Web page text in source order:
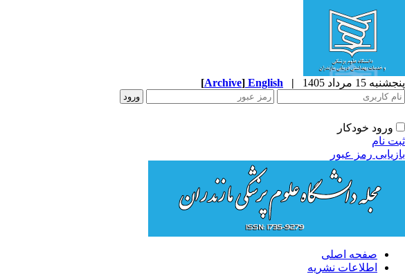
پنجشنبه 15 مرداد 1405 |
English
[Archive]
ورود خودکار
ثبت نام
بازیابی رمز عبور
صفحه اصلی
اطلاعات نشریه